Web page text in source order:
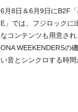
6月8日＆6月9日にB2F
E」では、フジロックに
なコンテンツも用意さ
ONA WEEKENDERSの
い音とシンクロする時間